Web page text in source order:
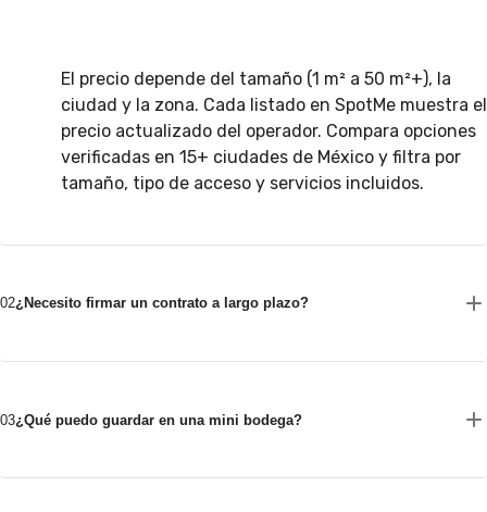
El precio depende del tamaño (1 m² a 50 m²+), la
ciudad y la zona. Cada listado en SpotMe muestra el
precio actualizado del operador. Compara opciones
verificadas en 15+ ciudades de México y filtra por
tamaño, tipo de acceso y servicios incluidos.
02¿Necesito firmar un contrato a largo plazo?
03¿Qué puedo guardar en una mini bodega?